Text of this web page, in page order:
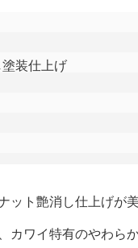
装仕上げ
ット艶消し仕上げが
カワイ特有のやわら